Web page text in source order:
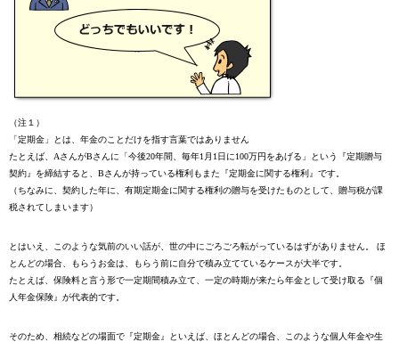
（注１）
「定期金」とは、年金のことだけを指す言葉ではありません
たとえば、AさんがBさんに「今後20年間、毎年1月1日に100万円をあげる」という『定期贈与
契約』を締結すると、Bさんが持っている権利もまた『定期金に関する権利』です。
（ちなみに、 契約した年に、有期定期金に関する権利の贈与を受けたものとして、贈与税が課
税されてしまいます）
とはいえ、このような気前のいい話が、世の中にごろごろ転がっているはずがありません。
ほ
とんどの場合、もらうお金は、もらう前に自分で積み立てているケースが大半です。
たとえば、保険料と言う形で一定期間積み立て、一定の時期が来たら年金として受け取る『個
人年金保険』が代表的です。
そのため、相続などの場面で『定期金』といえば、ほとんどの場合、このような個人年金や生